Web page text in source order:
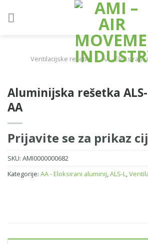
Ventilacijske rešetke / AA - Eloksirani
Aluminijska rešetka
AA
Prijavite se za prikaz
SKU: AMI0000000682
Kategorije: AA - Eloksirani aluminij,ALS-L,